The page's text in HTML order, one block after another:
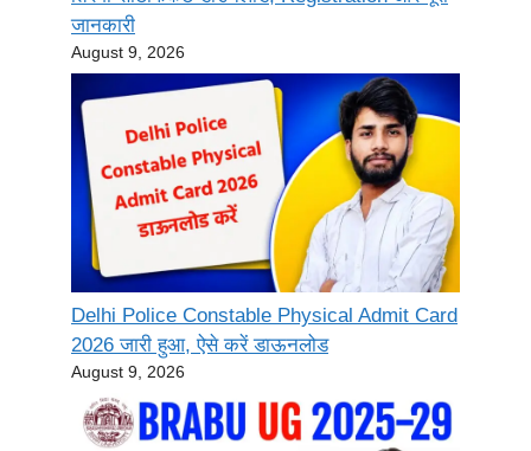
जानकारी
August 9, 2026
Delhi Police Constable Physical Admit Card
2026 जारी हुआ, ऐसे करें डाऊनलोड
August 9, 2026